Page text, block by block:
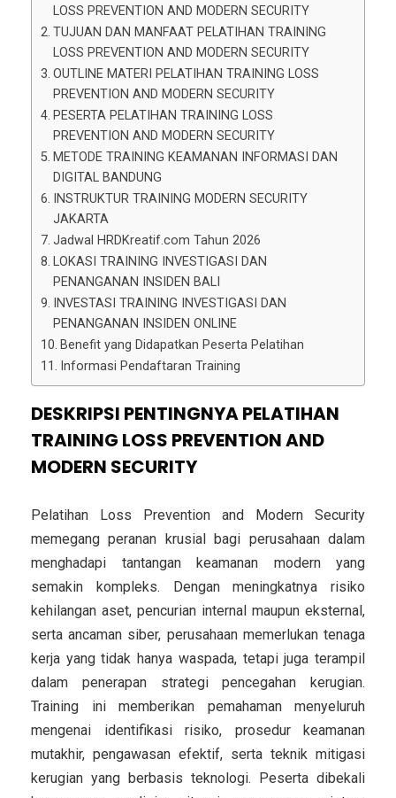
LOSS PREVENTION AND MODERN SECURITY
TUJUAN DAN MANFAAT PELATIHAN TRAINING
LOSS PREVENTION AND MODERN SECURITY
OUTLINE MATERI PELATIHAN TRAINING LOSS
PREVENTION AND MODERN SECURITY
PESERTA PELATIHAN TRAINING LOSS
PREVENTION AND MODERN SECURITY
METODE TRAINING KEAMANAN INFORMASI DAN
DIGITAL BANDUNG
INSTRUKTUR TRAINING MODERN SECURITY
JAKARTA
Jadwal HRDKreatif.com Tahun 2026
LOKASI TRAINING INVESTIGASI DAN
PENANGANAN INSIDEN BALI
INVESTASI TRAINING INVESTIGASI DAN
PENANGANAN INSIDEN ONLINE
Benefit yang Didapatkan Peserta Pelatihan
Informasi Pendaftaran Training
DESKRIPSI PENTINGNYA PELATIHAN
TRAINING LOSS PREVENTION AND
MODERN SECURITY
Pelatihan Loss Prevention and Modern Security
memegang peranan krusial bagi perusahaan dalam
menghadapi tantangan keamanan modern yang
semakin kompleks. Dengan meningkatnya risiko
kehilangan aset, pencurian internal maupun eksternal,
serta ancaman siber, perusahaan memerlukan tenaga
kerja yang tidak hanya waspada, tetapi juga terampil
dalam penerapan strategi pencegahan kerugian.
Training ini memberikan pemahaman menyeluruh
mengenai identifikasi risiko, prosedur keamanan
mutakhir, pengawasan efektif, serta teknik mitigasi
kerugian yang berbasis teknologi. Peserta dibekali